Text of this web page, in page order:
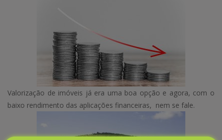
Valorização de imóveis já era uma boa opção e agora, com o
baixo rendimento das aplicações financeiras, nem se fale.